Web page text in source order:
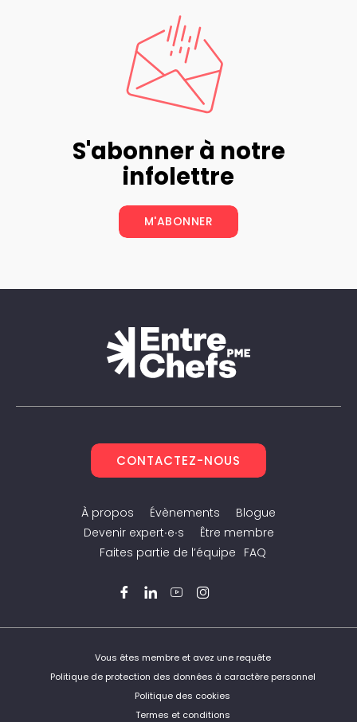
S'abonner à notre
infolettre
M'ABONNER
CONTACTEZ-NOUS
À propos Évènements
Blogue
Devenir expert∙e∙s
Être membre
Faites partie de l’équipe FAQ
FacebookLinkedInYouTubeInstagram
Vous êtes membre et avez une requête
Politique de protection des données à caractère personnel
Politique des cookies
Termes et conditions